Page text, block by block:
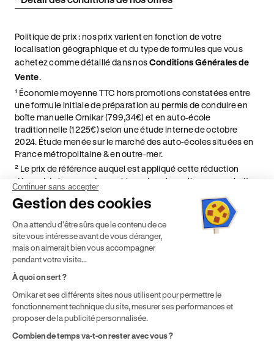
Politique de prix : nos prix varient en fonction de votre
localisation géographique et du type de formules que vous
achetez comme détaillé dans nosConditions Générales de
Vente.
¹ Économie moyenne TTC hors promotions constatées entre
une formule initiale de préparation au permis de conduire en
boîte manuelle Ornikar (799,34€) et en auto-école
traditionnelle (1 225€) selon une étude interne de octobre
2024. Étude menée sur le marché des auto-écoles situées en
France métropolitaine & en outre-mer.
² Le prix de référence auquel est appliqué cette réduction
dépend de la zone géographique dans laquelle vous souhaitez
effectuer vos heures de conduite conformément à l'Article 6
de nos Conditions Générales de Vente
⁵ Montant du financement CPF variable selon les droits acquis
par chaque bénéficiaire. Exemple donné pour un titulaire
disposant de 500 € de droits CPF. Le reste à charge dépend du
solde disponible sur le Compte Personnel de Formation et du
Continuer sans accepter
Gestion des cookies
On a attendu d'être sûrs que le contenu de ce
site vous intéresse avant de vous déranger,
mais on aimerait bien vous accompagner
pendant votre visite...
À quoi on sert ?
Ornikar et ses différents sites nous utilisent pour permettre le
fonctionnement technique du site, mesurer ses performances et
proposer de la publicité personnalisée.
Combien de temps va-t-on rester avec vous ?